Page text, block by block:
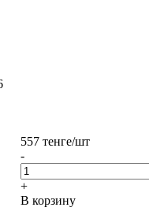
557 тенге/шт
-
+
В корзину